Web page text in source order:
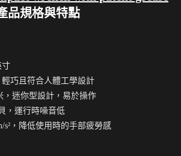
品規格與特點
寸
輕巧且符合人體工學設計
，迷你型設計，易於操作
，運行時噪音低
s²，降低使用時的手部疲勞感